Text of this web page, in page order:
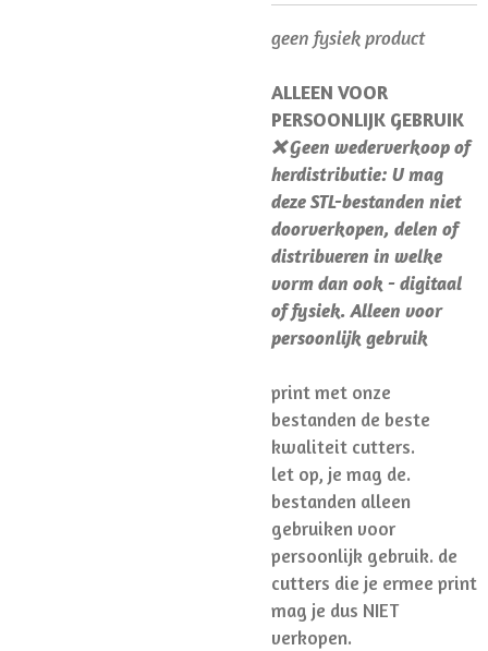
geen fysiek product
ALLEEN VOOR
PERSOONLIJK GEBRUIK
❌ Geen wederverkoop of
herdistributie: U mag
deze STL-bestanden niet
doorverkopen, delen of
distribueren in welke
vorm dan ook - digitaal
of fysiek. Alleen voor
persoonlijk gebruik
print met onze
bestanden de beste
kwaliteit cutters.
let op, je mag de.
bestanden alleen
gebruiken voor
persoonlijk gebruik. de
cutters die je ermee print
mag je dus NIET
verkopen.